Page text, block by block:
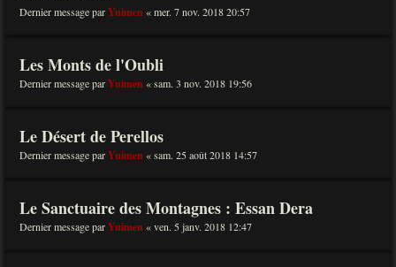
Dernier message parYuimen «mer. 7 nov. 2018 20:57
Les Monts de l'Oubli
Dernier message parYuimen «sam. 3 nov. 2018 19:56
Le Désert de Perellos
Dernier message parYuimen «sam. 25 août 2018 14:57
Le Sanctuaire des Montagnes : Essan Dera
Dernier message parYuimen «ven. 5 janv. 2018 12:47